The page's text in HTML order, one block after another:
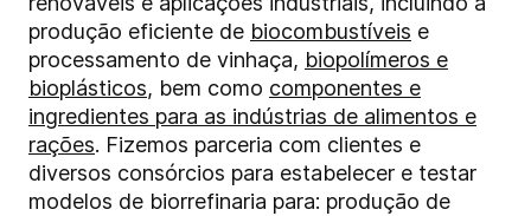
produção eficiente de biocombustíveis e
processamento de vinhaça, biopolímeros e
bioplásticos, bem como componentes e
ingredientes para as indústrias de alimentos e
rações. Fizemos parceria com clientes e
diversos consórcios para estabelecer e testar
modelos de biorrefinaria para: produção de